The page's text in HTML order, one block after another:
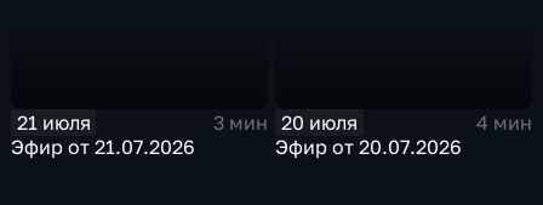
21 июля
3 мин
Эфир от 21.07.2026
20 июля
4 мин
Эфир от 20.07.2026